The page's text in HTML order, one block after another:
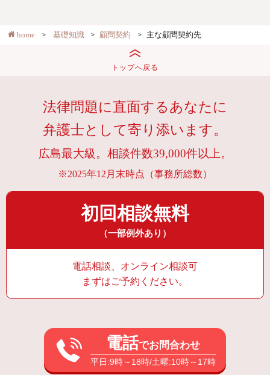
home 基礎知識 顧問契約 主な顧問契約先
トップへ戻る
法律問題に直面するあなたに
弁護士として寄り添います。
広島最大級。相談件数39,000件以上。
※2025年12月末時点（事務所総数）
初回相談無料
（一部例外あり）
電話相談、オンライン相談可
まずはご予約ください。
電話でお問合わせ
平日:9時～18時/土曜:10時～17時